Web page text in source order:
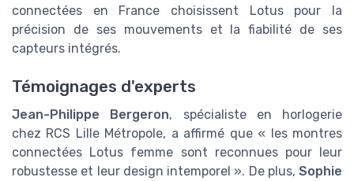
connectées en France choisissent Lotus pour la
précision de ses mouvements et la fiabilité de ses
capteurs intégrés.
Témoignages d'experts
Jean-Philippe Bergeron, spécialiste en horlogerie
chez RCS Lille Métropole, a affirmé que « les montres
connectées Lotus femme sont reconnues pour leur
robustesse et leur design intemporel ». De plus, Sophie